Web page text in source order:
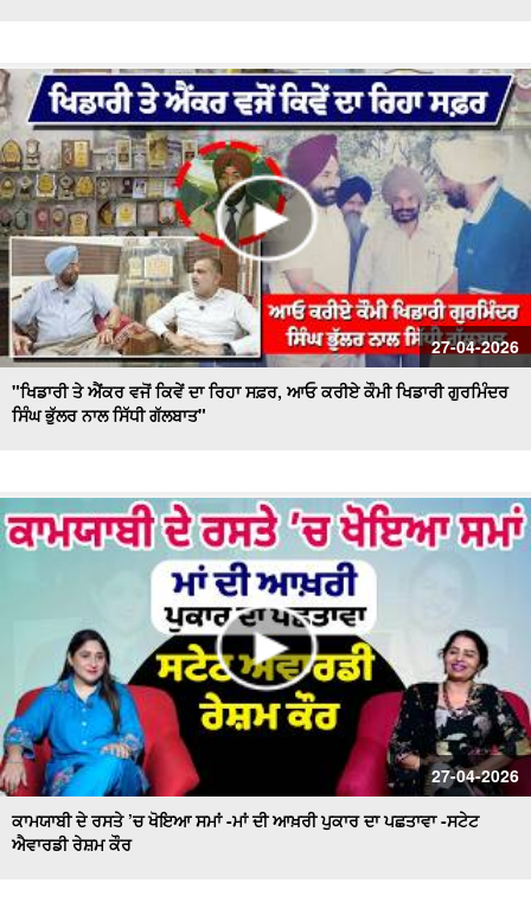
27-04-2026
"ਖਿਡਾਰੀ ਤੇ ਐਂਕਰ ਵਜੋਂ ਕਿਵੇਂ ਦਾ ਰਿਹਾ ਸਫ਼ਰ, ਆਓ ਕਰੀਏ ਕੌਮੀ ਖਿਡਾਰੀ ਗੁਰਮਿੰਦਰ
ਸਿੰਘ ਭੁੱਲਰ ਨਾਲ ਸਿੱਧੀ ਗੱਲਬਾਤ"
27-04-2026
ਕਾਮਯਾਬੀ ਦੇ ਰਸਤੇ ’ਚ ਖੋਇਆ ਸਮਾਂ -ਮਾਂ ਦੀ ਆਖ਼ਰੀ ਪੁਕਾਰ ਦਾ ਪਛਤਾਵਾ -ਸਟੇਟ
ਐਵਾਰਡੀ ਰੇਸ਼ਮ ਕੌਰ